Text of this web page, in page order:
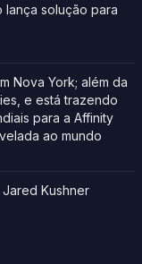
solução para
Nova York; além da
e está trazendo
para a Affinity
ao mundo
Kushner